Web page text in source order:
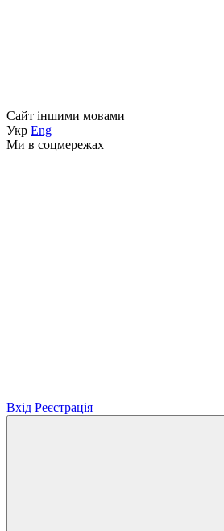
Сайт іншими мовами
Укр Eng
Ми в соцмережах
Вхід Реєстрація